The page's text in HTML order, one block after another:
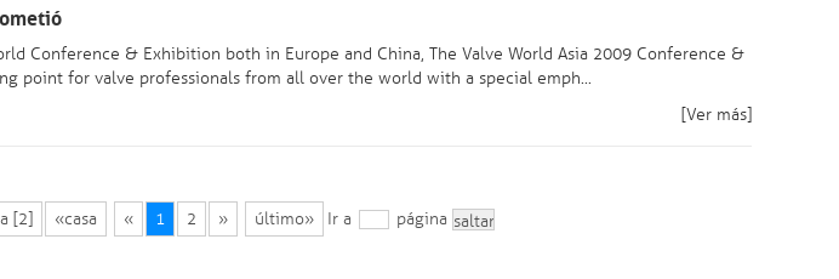
Conference & Exhibition both in Europe and China, The Valve World Asia 2009 Conference &
point for valve professionals from all over the world with a special emph...
[Ver más]
[2] «casa « 1 2 » último» Ir a página